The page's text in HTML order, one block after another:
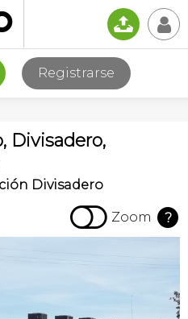
📤 👤
Registrarse
Divisadero,
Divisadero
 Zoom ?